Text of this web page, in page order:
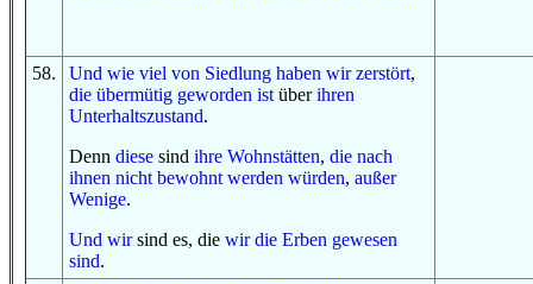
58. Und wie viel von Siedlung haben wir zerstört,
die übermütig geworden ist überihren
Unterhaltszustand.
Denn diese sind ihre Wohnstätten, die nach
ihnen nicht bewohnt werden würden, außer
Wenige.
Und wirsind es, die wir die Erben gewesen
sind.